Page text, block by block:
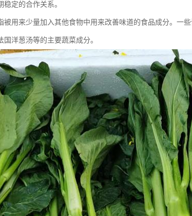
定的合作关系。
被用来少量加入其他食物中用来改善味道的食品成分。一
洋葱汤等的主要蔬菜成分。